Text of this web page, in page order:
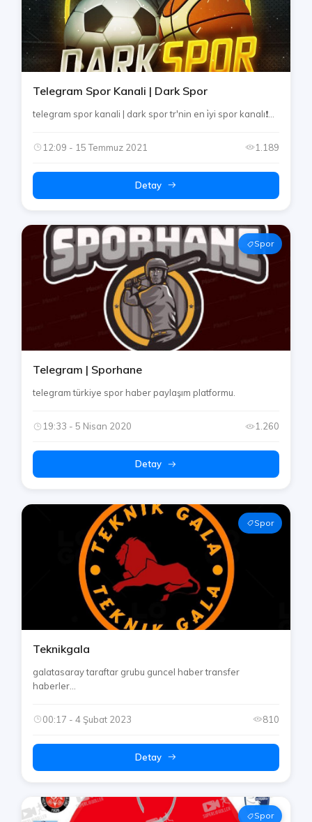
Telegram Spor Kanali | Dark Spor
telegram spor kanali | dark spor tr'nin en i̇yi spor kanalı❗...
12:09 - 15 Temmuz 2021 1.189
Detay
Spor
Telegram | Sporhane
telegram türkiye spor haber paylaşım platformu.
19:33 - 5 Nisan 2020 1.260
Detay
Spor
Teknikgala
galatasaray taraftar grubu guncel haber transfer
haberler...
00:17 - 4 Şubat 2023 810
Detay
Spor